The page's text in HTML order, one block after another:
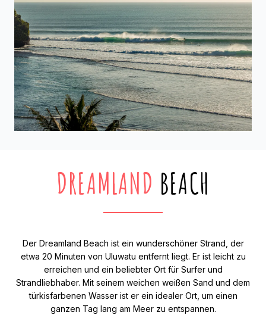
DREAMLAND BEACH
Der Dreamland Beach ist ein wunderschöner Strand, der
etwa 20 Minuten von Uluwatu entfernt liegt. Er ist leicht zu
erreichen und ein beliebter Ort für Surfer und
Strandliebhaber. Mit seinem weichen weißen Sand und dem
türkisfarbenen Wasser ist er ein idealer Ort, um einen
ganzen Tag lang am Meer zu entspannen.